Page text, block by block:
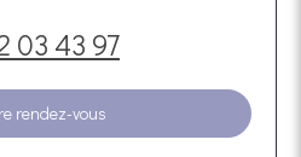
03 43 97
rendez-vous